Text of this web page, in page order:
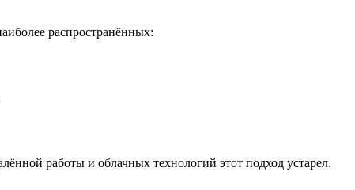
распространённых:
работы и облачных технологий этот подход устарел.